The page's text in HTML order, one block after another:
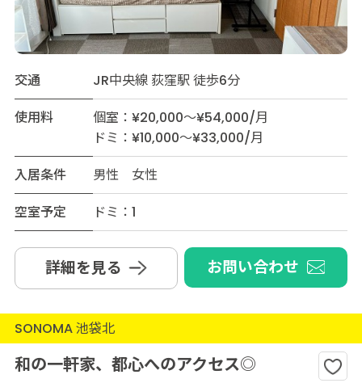
交通
JR中央線 荻窪駅 徒歩6分
使用料
個室：¥20,000～¥54,000/月
ドミ：¥10,000～¥33,000/月
入居条件
男性 女性
空室予定
ドミ：1
詳細を見る お問い合わせ
SONOMA 池袋北
和の一軒家、都心へのアクセス◎